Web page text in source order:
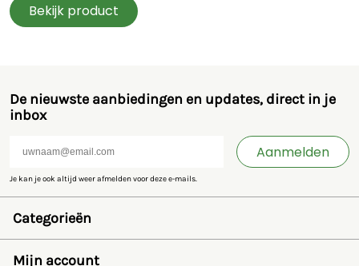
Bekijk product
De nieuwste aanbiedingen en updates, direct in je
inbox
Aanmelden
Je kan je ook altijd weer afmelden voor deze e-mails.
Categorieën
Bruder
Mijn account